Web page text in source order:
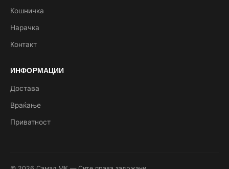
Кошничка
Нарачка
Контакт
ИНФОРМАЦИИ
Достава
Враќање
Приватност